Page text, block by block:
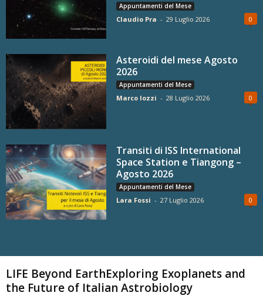
Appuntamenti del Mese
Claudio Pra - 29 Luglio 2026 0
Asteroidi del mese Agosto
2026
Appuntamenti del Mese
Marco Iozzi - 28 Luglio 2026 0
Transiti di ISS International
Space Station e Tiangong –
Agosto 2026
Appuntamenti del Mese
Lara Fossi - 27 Luglio 2026 0
LIFE Beyond EarthExploring Exoplanets and
the Future of Italian Astrobiology